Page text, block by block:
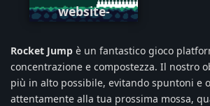
website-
photo.png
Rocket Jump è un fantastico gioco
concentrazione e compostezza. Il nostro
più in alto possibile, evitando spuntoni e
attentamente alla tua prossima mossa,